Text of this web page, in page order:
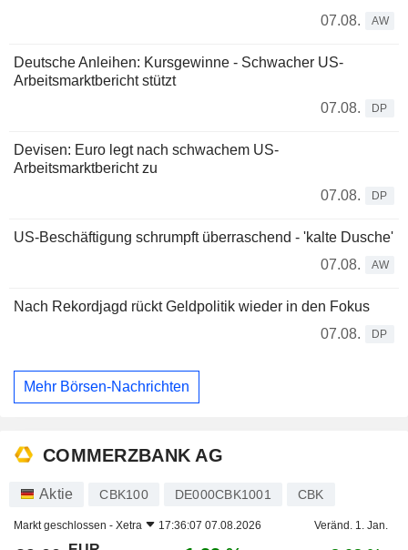
07.08.
AW
Deutsche Anleihen: Kursgewinne - Schwacher US-
Arbeitsmarktbericht stützt
07.08.
DP
Devisen: Euro legt nach schwachem US-
Arbeitsmarktbericht zu
07.08.
DP
US-Beschäftigung schrumpft überraschend - 'kalte Dusche'
07.08.
AW
Nach Rekordjagd rückt Geldpolitik wieder in den Fokus
07.08.
DP
Mehr Börsen-Nachrichten
COMMERZBANK AG
Aktie CBK100 DE000CBK1001 CBK
Markt geschlossen - Xetra 17:36:07 07.08.2026 Veränd. 1. Jan.